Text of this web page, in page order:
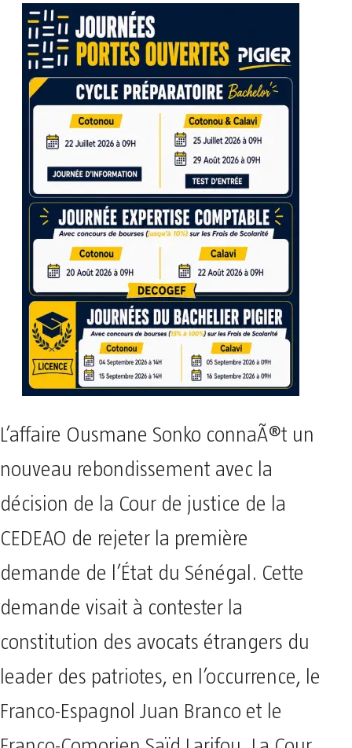
L’affaire Ousmane Sonko connaÃ®t un
nouveau rebondissement avec la
décision de la Cour de justice de la
CEDEAO de rejeter la première
demande de l’État du Sénégal. Cette
demande visait à contester la
constitution des avocats étrangers du
leader des patriotes, en l’occurrence, le
Franco-Espagnol Juan Branco et le